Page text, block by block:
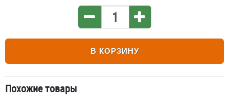
В КОРЗИНУ
Похожие товары